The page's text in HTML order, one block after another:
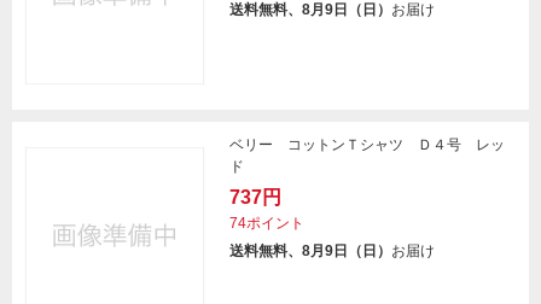
送料無料、8月9日（日） お届け
ベリー コットンＴシャツ Ｄ４号 レッ
ド
737円
74ポイント
送料無料、8月9日（日） お届け